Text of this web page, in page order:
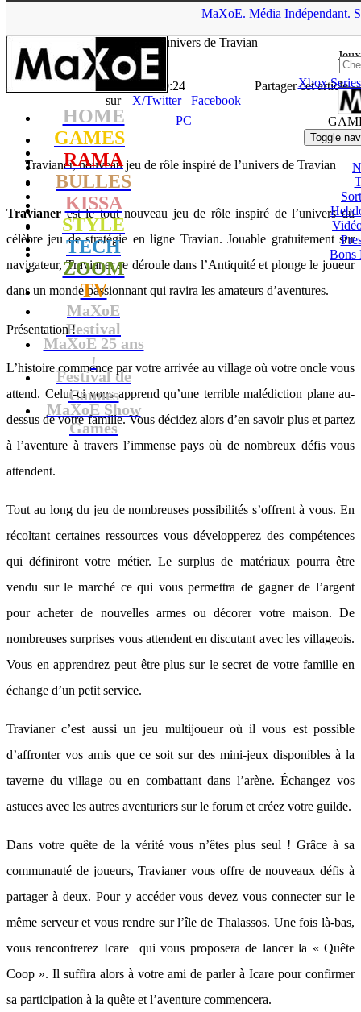
MaXoE. Média Indépendant.
HOME
GAMES
RAMA
BULLES
KISSA
STYLE
TECH
ZOOM
TV
MaXoE
Festival
MaXoE 25 ans
!
Festival de
Cannes
MaXoE Show
Games
Jeux
Xbox
Toggle
Bons
inspiré de l’univers de Travian
- 30.04.12, 19:24
Partager cet article
sur
X/Twitter
Facebook
PC
Travianer, nouveau jeu de rôle inspiré de l’univers de Travian
Travianer est le tout nouveau jeu de rôle inspiré de l’univers du
célèbre jeu de stratégie en ligne Travian. Jouable gratuitement sur
navigateur, Travianer se déroule dans l’Antiquité et plonge le joueur
dans un monde passionnant qui ravira les amateurs d’aventures.
Présentation !
L’histoire commence par votre arrivée au village où votre oncle vous
attend. Celui-ci vous apprend qu’une terrible malédiction plane au-
dessus de votre famille. Vous décidez alors d’en savoir plus et partez
à l’aventure à travers l’immense pays où de nombreux défis vous
attendent.
Tout au long du jeu de nombreuses possibilités s’offrent à vous. En
récoltant certaines ressources vous développerez des compétences
qui définiront votre métier. Le surplus de matériaux pourra être
vendu sur le marché ce qui vous permettra de gagner de l’argent
pour acheter de nouvelles armes ou décorer votre maison. De
nombreuses surprises vous attendent en discutant avec les villageois.
Vous en apprendrez peut être plus sur le secret de votre famille en
échange d’un petit service.
Travianer c’est aussi un jeu multijoueur où il vous est possible
d’affronter vos amis que ce soit sur des mini-jeux disponibles à la
taverne du village ou en combattant dans l’arène. Échangez vos
astuces avec les autres aventuriers sur le forum et créez votre guilde.
Dans votre quête de la vérité vous n’êtes plus seul ! Grâce à sa
communauté de joueurs, Travianer vous offre de nouveaux défis à
partager à deux. Pour y accéder vous devez vous connecter sur le
même serveur et vous rendre sur l’île de Thalassos. Une fois là-bas,
vous rencontrerez Icare qui vous proposera de lancer la « Quête
Coop ». Il suffira alors à votre ami de parler à Icare pour confirmer
sa participation à la quête et l’aventure commencera.